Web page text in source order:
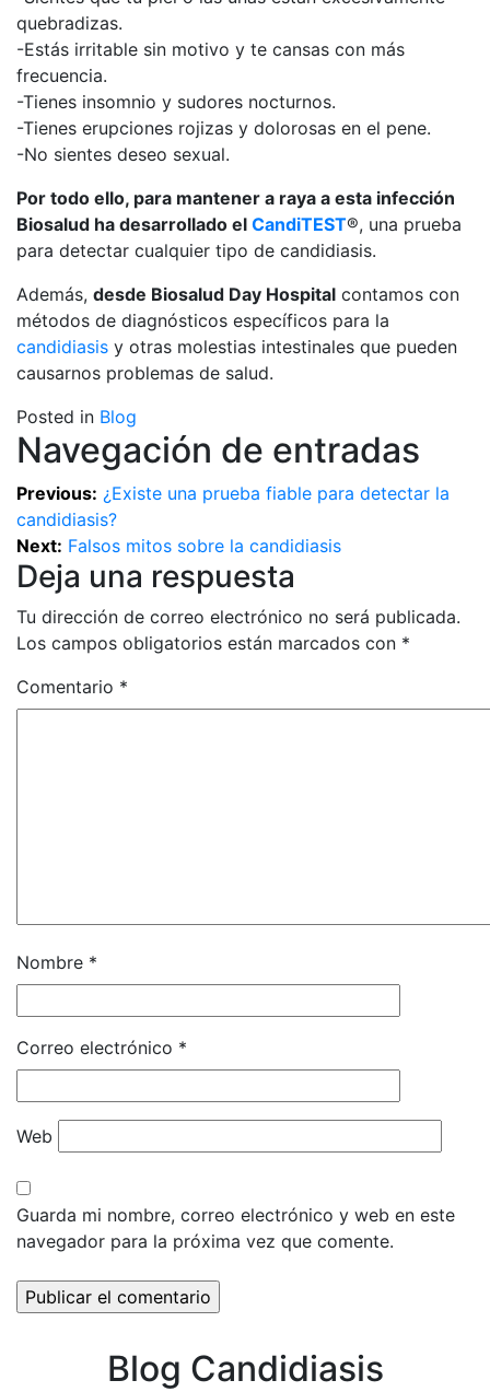
quebradizas.
-Estás irritable sin motivo y te cansas con más
frecuencia.
-Tienes insomnio y sudores nocturnos.
-Tienes erupciones rojizas y dolorosas en el pene.
-No sientes deseo sexual.
Por todo ello, para mantener a raya a esta infección
Biosalud ha desarrollado el CandiTEST®, una prueba
para detectar cualquier tipo de candidiasis.
Además, desde Biosalud Day Hospital contamos con
métodos de diagnósticos específicos para la
candidiasis y otras molestias intestinales que pueden
causarnos problemas de salud.
Posted in Blog
Navegación de entradas
Previous: ¿Existe una prueba fiable para detectar la
candidiasis?
Next: Falsos mitos sobre la candidiasis
Deja una respuesta
Tu dirección de correo electrónico no será publicada.
Los campos obligatorios están marcados con *
Comentario *
Nombre *
Correo electrónico *
Web
Guarda mi nombre, correo electrónico y web en este
navegador para la próxima vez que comente.
Blog Candidiasis